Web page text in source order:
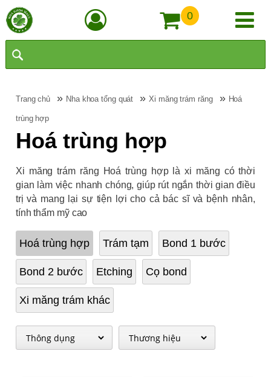
0
Trang chủ » Nha khoa tổng quát »Xi măng trám răng » Hoá
trùng hợp
Hoá trùng hợp
Xi măng trám răng Hoá trùng hợp là xi măng có thời
gian làm việc nhanh chóng, giúp rút ngắn thời gian điều
trị và mang lại sự tiện lợi cho cả bác sĩ và bệnh nhân,
tính thẩm mỹ cao
Hoá trùng hợp Trám tạm Bond 1 bước
Bond 2 bước Etching Cọ bond
Xi măng trám khác